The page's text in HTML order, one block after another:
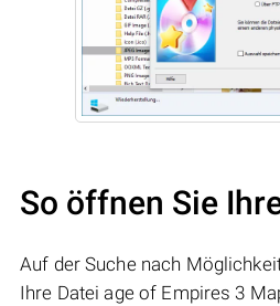
So öffnen Sie
Auf der Suche nach
Ihre Datei age of Empires 3